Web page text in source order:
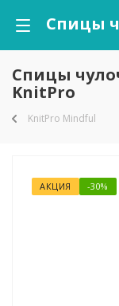
Спицы
KnitPro
KnitPro Mindful
АКЦИЯ -30%